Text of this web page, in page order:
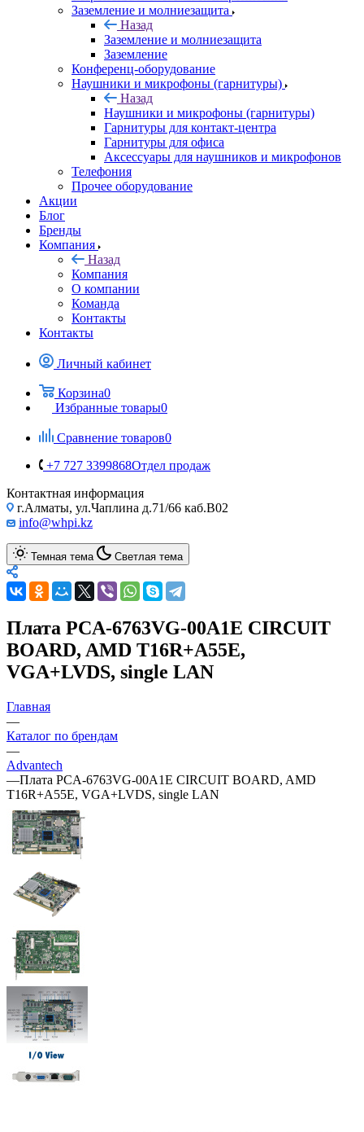
Заземление и молниезащита
Назад
Заземление и молниезащита
Заземление
Конференц-оборудование
Наушники и микрофоны (гарнитуры)
Назад
Наушники и микрофоны (гарнитуры)
Гарнитуры для контакт-центра
Гарнитуры для офиса
Аксессуары для наушников и микрофонов
Телефония
Прочее оборудование
Акции
Блог
Бренды
Компания
Назад
Компания
О компании
Команда
Контакты
Контакты
Личный кабинет
Корзина0
Избранные товары0
Сравнение товаров0
+7 727 3399868Отдел продаж
Контактная информация
г.Алматы, ул.Чаплина д.71/66 каб.B02
info@whpi.kz
Темная тема Светлая тема
Плата PCA-6763VG-00A1E CIRCUIT
BOARD, AMD T16R+A55E,
VGA+LVDS, single LAN
Главная
—
Каталог по брендам
—
Advantech
—Плата PCA-6763VG-00A1E CIRCUIT BOARD, AMD
T16R+A55E, VGA+LVDS, single LAN